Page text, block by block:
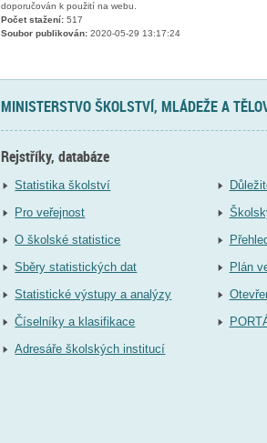
doporučován k použití na webu.
Počet stažení: 517
Soubor publikován: 2020-05-29 13:17:24
MINISTERSTVO ŠKOLSTVÍ, MLÁDEŽE A
Rejstříky, databáze
Statistika školství
Pro veřejnost
O školské statistice
Sběry statistických dat
Statistické výstupy a analýzy
Číselníky a klasifikace
Adresáře školských institucí
Plán